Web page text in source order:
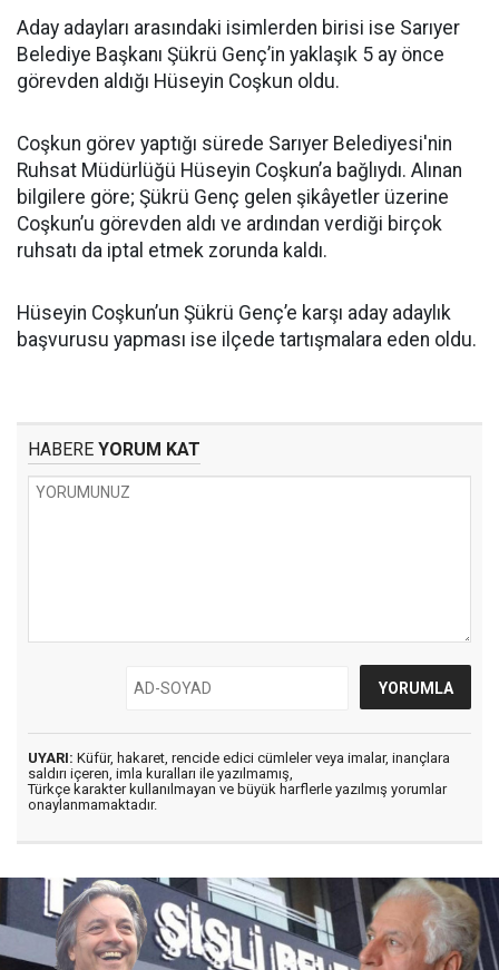
Aday adayları arasındaki isimlerden birisi ise Sarıyer
Belediye Başkanı Şükrü Genç’in yaklaşık 5 ay önce
görevden aldığı Hüseyin Coşkun oldu.
Coşkun görev yaptığı sürede Sarıyer Belediyesi'nin
Ruhsat Müdürlüğü Hüseyin Coşkun’a bağlıydı. Alınan
bilgilere göre; Şükrü Genç gelen şikâyetler üzerine
Coşkun’u görevden aldı ve ardından verdiği birçok
ruhsatı da iptal etmek zorunda kaldı.
Hüseyin Coşkun’un Şükrü Genç’e karşı aday adaylık
başvurusu yapması ise ilçede tartışmalara eden oldu.
HABERE YORUM KAT
UYARI: Küfür, hakaret, rencide edici cümleler veya imalar, inançlara
saldırı içeren, imla kuralları ile yazılmamış,
Türkçe karakter kullanılmayan ve büyük harflerle yazılmış yorumlar
onaylanmamaktadır.